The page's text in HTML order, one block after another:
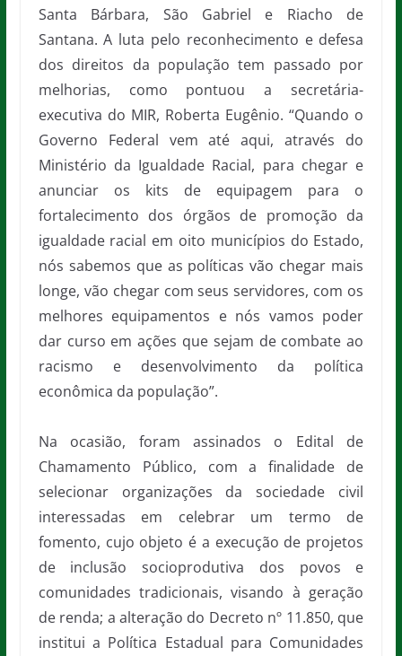
Santa Bárbara, São Gabriel e Riacho de
Santana. A luta pelo reconhecimento e defesa
dos direitos da população tem passado por
melhorias, como pontuou a secretária-
executiva do MIR, Roberta Eugênio. “Quando o
Governo Federal vem até aqui, através do
Ministério da Igualdade Racial, para chegar e
anunciar os kits de equipagem para o
fortalecimento dos órgãos de promoção da
igualdade racial em oito municípios do Estado,
nós sabemos que as políticas vão chegar mais
longe, vão chegar com seus servidores, com os
melhores equipamentos e nós vamos poder
dar curso em ações que sejam de combate ao
racismo e desenvolvimento da política
econômica da população”.
Na ocasião, foram assinados o Edital de
Chamamento Público, com a finalidade de
selecionar organizações da sociedade civil
interessadas em celebrar um termo de
fomento, cujo objeto é a execução de projetos
de inclusão socioprodutiva dos povos e
comunidades tradicionais, visando à geração
de renda; a alteração do Decreto nº 11.850, que
institui a Política Estadual para Comunidades